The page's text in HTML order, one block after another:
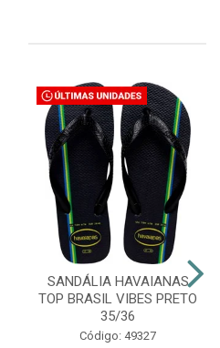
SANDÁLIA HAVAIANAS
TOP BRASIL VIBES PRETO
35/36
Código: 49327